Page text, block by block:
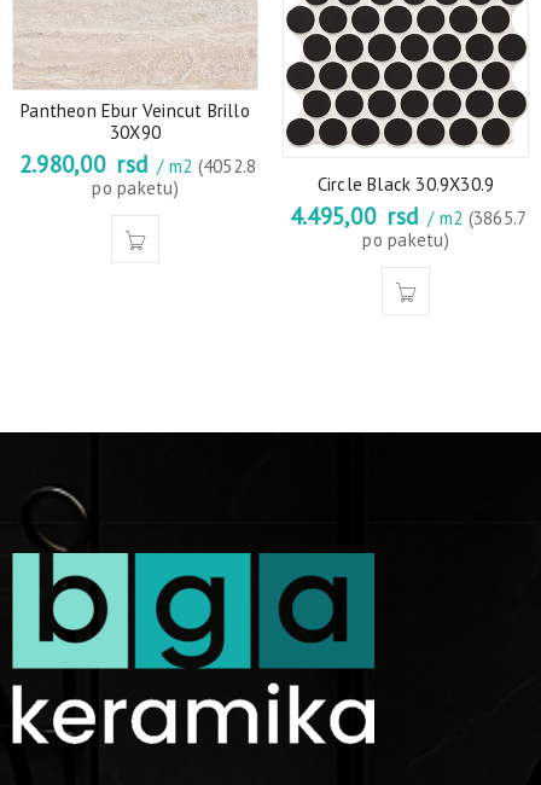
Pantheon Ebur Veincut Brillo
30X90
2.980,00 rsd / m2 (4052.8
po paketu)
Circle Black 30.9X30.9
4.495,00 rsd / m2 (3865.7
po paketu)